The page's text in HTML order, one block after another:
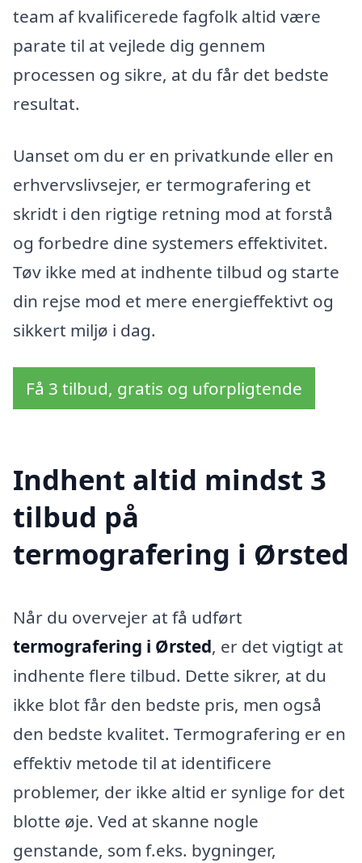
team af kvalificerede fagfolk altid være
parate til at vejlede dig gennem
processen og sikre, at du får det bedste
resultat.
Uanset om du er en privatkunde eller en
erhvervslivsejer, er termografering et
skridt i den rigtige retning mod at forstå
og forbedre dine systemers effektivitet.
Tøv ikke med at indhente tilbud og starte
din rejse mod et mere energieffektivt og
sikkert miljø i dag.
Få 3 tilbud, gratis og uforpligtende
Indhent altid mindst 3
tilbud på
termografering i Ørsted
Når du overvejer at få udført
termografering i Ørsted, er det vigtigt at
indhente flere tilbud. Dette sikrer, at du
ikke blot får den bedste pris, men også
den bedste kvalitet. Termografering er en
effektiv metode til at identificere
problemer, der ikke altid er synlige for det
blotte øje. Ved at skanne nogle
genstande, som f.eks. bygninger,